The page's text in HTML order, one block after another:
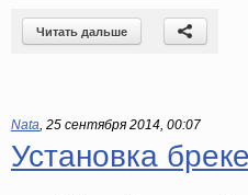
Читать дальше
Nata, 25 сентября 2014, 00:07
Установка